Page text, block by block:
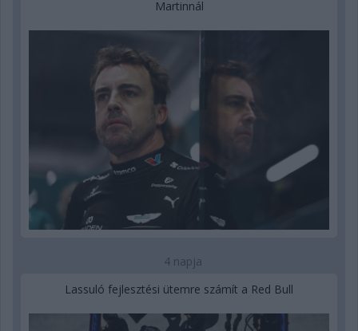
Martinnál
4 napja
Lassuló fejlesztési ütemre számít a Red Bull